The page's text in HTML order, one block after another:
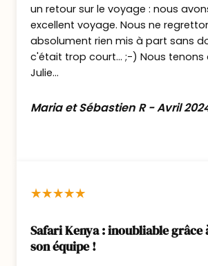
Dans tout le pays, c’est
Samburu que vous aurez le
d’observer des léopards,
les forêts situées le long de la
Ngiro. La rivière est fréquentée
palmiers doums et des
Samburu Camp.
A noter qu’il est aussi
votre safari à Samburu pour
réserves voisines de Buffalo
un retour sur le voyage : nous
excellent voyage. Nous ne
absolument rien mis à part sans
c'était trop court... ;-) Nous tenons
Julie...
Maria et Sébastien R - Avril
Safari Kenya : inoubliable grâce
son équipe !